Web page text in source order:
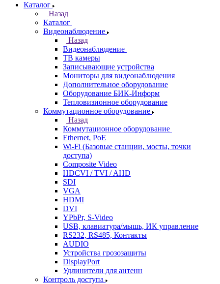
Каталог
Назад
Каталог
Видеонаблюдение
Назад
Видеонаблюдение
ТВ камеры
Записывающие устройства
Мониторы для видеонаблюдения
Дополнительное оборудование
Оборудование БИК-Информ
Тепловизионное оборудование
Коммутационное оборудование
Назад
Коммутационное оборудование
Ethernet, PoE
Wi-Fi (Базовые станции, мосты, точки
доступа)
Composite Video
HDCVI / TVI / AHD
SDI
VGA
HDMI
DVI
YPbPr, S-Video
USB, клавиатура/мышь, ИК управление
RS232, RS485, Контакты
AUDIO
Устройства грозозащиты
DisplayPort
Удлинители для антенн
Контроль доступа